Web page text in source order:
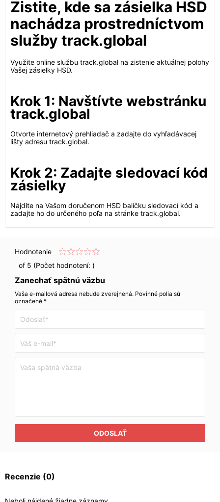
Zistite, kde sa zásielka HSD
nachádza prostredníctvom
služby track.global
Využite online službu track.global na zistenie aktuálnej polohy
Vašej zásielky HSD.
Krok 1: Navštívte webstránku
track.global
Otvorte internetový prehliadač a zadajte do vyhľadávacej
lišty adresu track.global.
Krok 2: Zadajte sledovací kód
zásielky
Nájdite na Vašom doručenom HSD balíčku sledovací kód a
zadajte ho do určeného poľa na stránke track.global.
Hodnotenie
of 5 (Počet hodnotení: )
Zanechať spätnú väzbu
Vaša e-mailová adresa nebude zverejnená. Povinné polia sú
označené *
ODOSLAŤ
Recenzie (0)